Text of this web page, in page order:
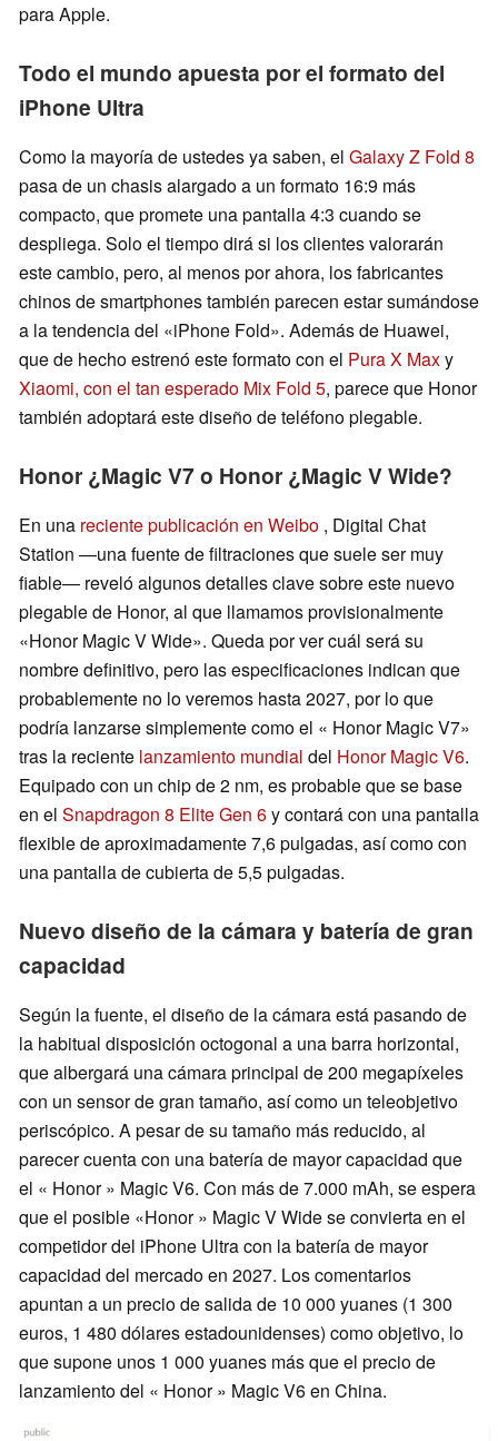
para Apple.
Todo el mundo apuesta por el formato del
iPhone Ultra
Como la mayoría de ustedes ya saben, el Galaxy Z Fold 8
pasa de un chasis alargado a un formato 16:9 más
compacto, que promete una pantalla 4:3 cuando se
despliega. Solo el tiempo dirá si los clientes valorarán
este cambio, pero, al menos por ahora, los fabricantes
chinos de smartphones también parecen estar sumándose
a la tendencia del «iPhone Fold». Además de Huawei,
que de hecho estrenó este formato con el Pura X Maxy
Xiaomi, con el tan esperado Mix Fold 5, parece que Honor
también adoptará este diseño de teléfono plegable.
Honor ¿Magic V7 o Honor ¿Magic V Wide?
En una reciente publicación en Weibo , Digital Chat
Station —una fuente de filtraciones que suele ser muy
fiable— reveló algunos detalles clave sobre este nuevo
plegable de Honor, al que llamamos provisionalmente
«Honor Magic V Wide». Queda por ver cuál será su
nombre definitivo, pero las especificaciones indican que
probablemente no lo veremos hasta 2027, por lo que
podría lanzarse simplemente como el « Honor Magic V7»
tras la reciente lanzamiento mundial del Honor Magic V6.
Equipado con un chip de 2 nm, es probable que se base
en el Snapdragon 8 Elite Gen 6y contará con una pantalla
flexible de aproximadamente 7,6 pulgadas, así como con
una pantalla de cubierta de 5,5 pulgadas.
Nuevo diseño de la cámara y batería de gran
capacidad
Según la fuente, el diseño de la cámara está pasando de
la habitual disposición octogonal a una barra horizontal,
que albergará una cámara principal de 200 megapíxeles
con un sensor de gran tamaño, así como un teleobjetivo
periscópico. A pesar de su tamaño más reducido, al
parecer cuenta con una batería de mayor capacidad que
el « Honor » Magic V6. Con más de 7.000 mAh, se espera
que el posible «Honor » Magic V Wide se convierta en el
competidor del iPhone Ultra con la batería de mayor
capacidad del mercado en 2027. Los comentarios
apuntan a un precio de salida de 10 000 yuanes (1 300
euros, 1 480 dólares estadounidenses) como objetivo, lo
que supone unos 1 000 yuanes más que el precio de
lanzamiento del « Honor » Magic V6 en China.